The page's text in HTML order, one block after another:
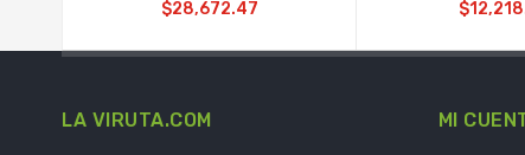
$28,672.47
LA VIRUTA.COM MI